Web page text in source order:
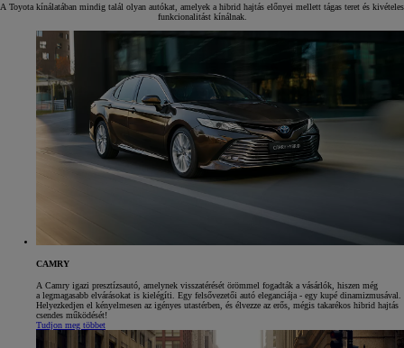
A Toyota kínálatában mindig talál olyan autókat, amelyek a hibrid hajtás előnyei mellett tágas teret és kivételes
funkcionalitást kínálnak.
CAMRY
A Camry igazi presztízsautó, amelynek visszatérését örömmel fogadták a vásárlók, hiszen még
a legmagasabb elvárásokat is kielégíti. Egy felsővezetői autó eleganciája - egy kupé dinamizmusával.
Helyezkedjen el kényelmesen az igényes utastérben, és élvezze az erős, mégis takarékos hibrid hajtás
csendes működését!
Tudjon meg többet